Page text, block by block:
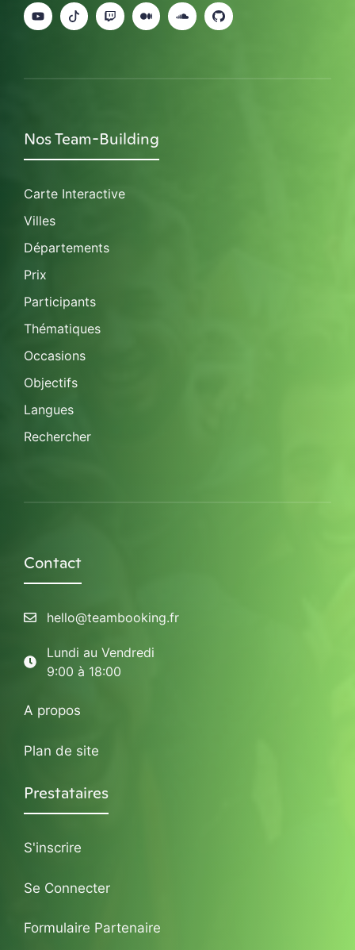
Nos Team-Building
Carte Interactive
Villes
Départements
Prix
Participants
Thématiques
Occasions
Objectifs
Langues
Rechercher
Contact
hello@teambooking.fr
Lundi au Vendredi
9:00 à 18:00
A propos
Plan de site
Prestataires
S'inscrire
Se Connecter
Formulaire Partenaire